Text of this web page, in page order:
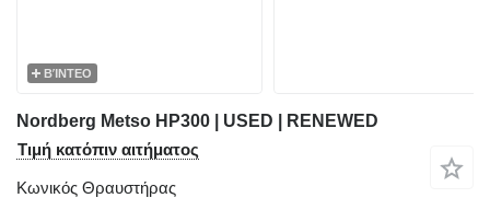
ΒΊΝΤΕΟ
Nordberg Metso HP300 | USED | RENEWED
Τιμή κατόπιν αιτήματος
Κωνικός Θραυστήρας